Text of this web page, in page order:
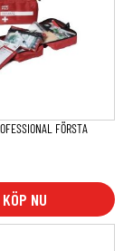
FÖRSTA
KÖP NU